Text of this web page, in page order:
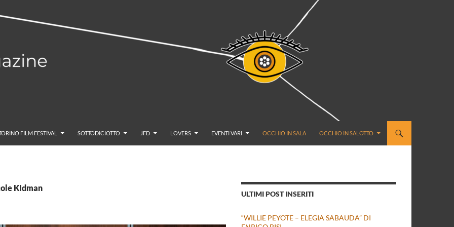
FILM FESTIVAL SOTTODICIOTTO JFD LOVERS EVENTI VARI OCCHIO IN SALA OCCHIO IN SALOTTO
KIdman
ULTIMI POST INSERITI
“WILLIE PEYOTE – ELEGIA SABAUDA” DI